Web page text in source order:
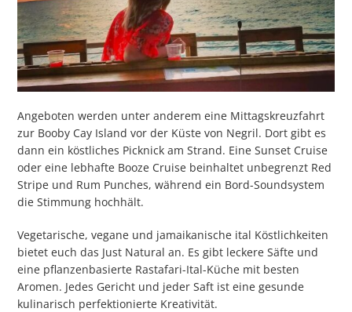
Angeboten werden unter anderem eine Mittagskreuzfahrt
zur Booby Cay Island vor der Küste von Negril. Dort gibt es
dann ein köstliches Picknick am Strand. Eine Sunset Cruise
oder eine lebhafte Booze Cruise beinhaltet unbegrenzt Red
Stripe und Rum Punches, während ein Bord-Soundsystem
die Stimmung hochhält.
Vegetarische, vegane und jamaikanische ital Köstlichkeiten
bietet euch das Just Natural an. Es gibt leckere Säfte und
eine pflanzenbasierte Rastafari-Ital-Küche mit besten
Aromen. Jedes Gericht und jeder Saft ist eine gesunde
kulinarisch perfektionierte Kreativität.